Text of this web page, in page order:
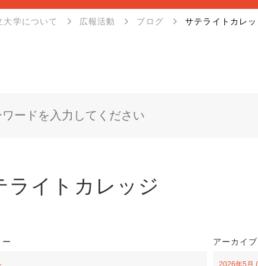
大学について 広報活動 ブログ サテライトカレ
ライトカレッジ
ー アーカイブ
2026年5月